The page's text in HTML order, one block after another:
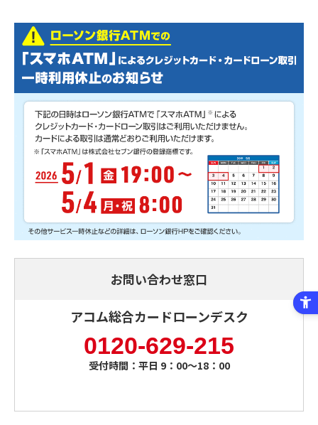
お問い合わせ窓口
アコム総合カードローンデスク
0120-629-215
受付時間：平日 9：00～18：00